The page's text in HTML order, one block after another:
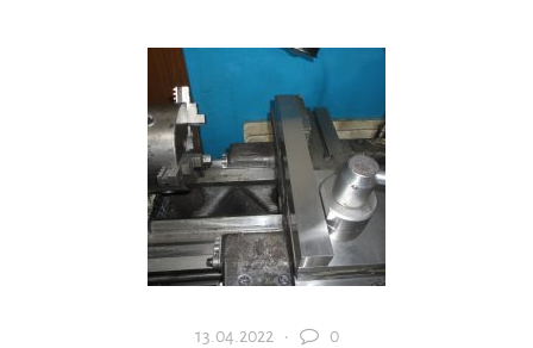
13.04.2022 · 0